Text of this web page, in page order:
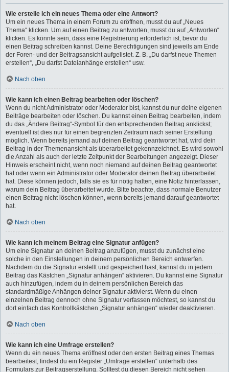
Wie erstelle ich ein neues Thema oder eine Antwort?
Um ein neues Thema in einem Forum zu eröffnen, musst du auf „Neues
Thema“ klicken. Um auf einen Beitrag zu antworten, musst du auf „Antworten“
klicken. Es könnte sein, dass eine Registrierung erforderlich ist, bevor du
einen Beitrag schreiben kannst. Deine Berechtigungen sind jeweils am Ende
der Foren- und der Beitragsansicht aufgelistet. Z. B. „Du darfst neue Themen
erstellen“, „Du darfst Dateianhänge erstellen“ usw.
Nach oben
Wie kann ich einen Beitrag bearbeiten oder löschen?
Wenn du nicht Administrator oder Moderator bist, kannst du nur deine eigenen
Beiträge bearbeiten oder löschen. Du kannst einen Beitrag bearbeiten, indem
du das „Ändere Beitrag“-Symbol für den entsprechenden Beitrag anklickst;
eventuell ist dies nur für einen begrenzten Zeitraum nach seiner Erstellung
möglich. Wenn bereits jemand auf deinen Beitrag geantwortet hat, wird dein
Beitrag in der Themenansicht als überarbeitet gekennzeichnet. Es wird sowohl
die Anzahl als auch der letzte Zeitpunkt der Bearbeitungen angezeigt. Dieser
Hinweis erscheint nicht, wenn noch niemand auf deinen Beitrag geantwortet
hat oder wenn ein Administrator oder Moderator deinen Beitrag überarbeitet
hat. Diese können jedoch, falls sie es für nötig halten, eine Notiz hinterlassen,
warum dein Beitrag überarbeitet wurde. Bitte beachte, dass normale Benutzer
einen Beitrag nicht löschen können, wenn bereits jemand darauf geantwortet
hat.
Nach oben
Wie kann ich meinem Beitrag eine Signatur anfügen?
Um eine Signatur an deinen Beitrag anzufügen, musst du zunächst eine
solche in den Einstellungen in deinem persönlichen Bereich entwerfen.
Nachdem du die Signatur erstellt und gespeichert hast, kannst du in jedem
Beitrag das Kästchen „Signatur anhängen“ aktivieren. Du kannst eine Signatur
auch hinzufügen, indem du in deinem persönlichen Bereich das
standardmäßige Anhängen deiner Signatur aktivierst. Wenn du einen
einzelnen Beitrag dennoch ohne Signatur verfassen möchtest, so kannst du
dort einfach das Kontrollkästchen „Signatur anhängen“ wieder deaktivieren.
Nach oben
Wie kann ich eine Umfrage erstellen?
Wenn du ein neues Thema eröffnest oder den ersten Beitrag eines Themas
bearbeitest, findest du ein Register „Umfrage erstellen“ unterhalb des
Formulars zur Beitragserstellung. Solltest du diesen Bereich nicht sehen